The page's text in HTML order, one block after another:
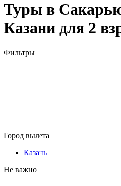
Туры в
Казани для 2
Фильтры
Город вылета
Казань
Не важно